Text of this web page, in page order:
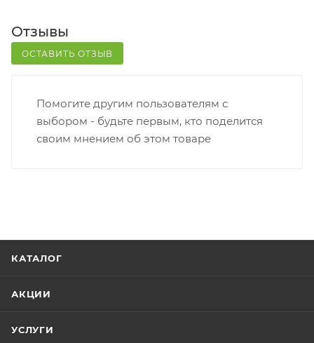
оценить состояние коробки: вес, целостность.
Вскрывать коробку самостоятельно вы можете
не должна превышать 100 000 р.
Отзывы
ОСТАВИТЬ ОТЗЫВ
Помогите другим пользователям с
выбором - будьте первым, кто поделится
своим мнением об этом товаре
КАТАЛОГ
АКЦИИ
УСЛУГИ